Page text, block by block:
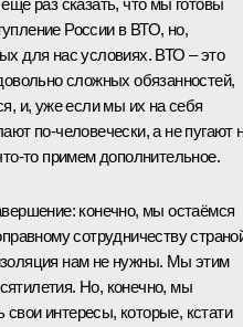
раз сказать, что мы готовы
России в ВТО, но,
для нас условиях. ВТО – это
сложных обязанностей,
и, уже если мы их на себя
по‑человечески, а не пугают
примем дополнительное.
конечно, мы остаёмся
сотрудничеству
нам не нужны. Мы этим
Но, конечно, мы
интересы, которые, кстати